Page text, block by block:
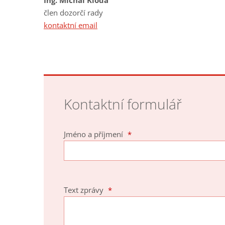
člen dozorčí rady
kontaktní email
Kontaktní formulář
Jméno a příjmení *
Text zprávy *